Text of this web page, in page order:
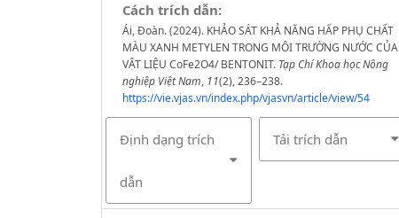
Cách trích dẫn:
Ái, Đoàn. (2024). KHẢO SÁT KHẢ NĂNG HẤP PHỤ CHẤT
MÀU XANH METYLEN TRONG MÔI TRƯỜNG NƯỚC CỦA
VẬT LIỆU CoFe2O4/ BENTONIT. Tạp Chí Khoa học Nông
nghiệp Việt Nam, 11(2), 236–238.
https://vie.vjas.vn/index.php/vjasvn/article/view/54
Định dạng trích
dẫn
Tải trích dẫn